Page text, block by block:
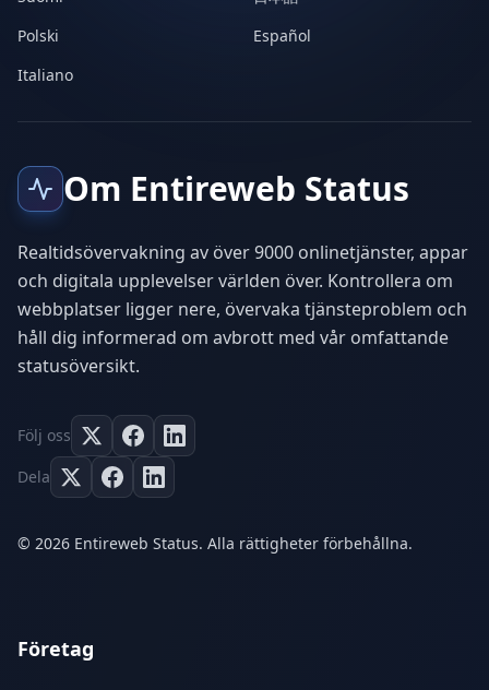
Polski
Español
Italiano
Om Entireweb Status
Realtidsövervakning av över 9000 onlinetjänster, appar
och digitala upplevelser världen över. Kontrollera om
webbplatser ligger nere, övervaka tjänsteproblem och
håll dig informerad om avbrott med vår omfattande
statusöversikt.
Följ oss
Dela
© 2026 Entireweb Status. Alla rättigheter förbehållna.
Företag